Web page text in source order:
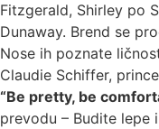
Fitzgerald, Shirley po
Dunaway. Brend se
Nose ih poznate
Claudie Schiffer,
“Be pretty, be
prevodu – Budite lepe